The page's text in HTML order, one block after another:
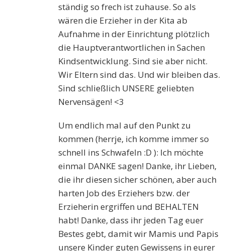
ständig so frech ist zuhause. So als
wären die Erzieher in der Kita ab
Aufnahme in der Einrichtung plötzlich
die Hauptverantwortlichen in Sachen
Kindsentwicklung. Sind sie aber nicht.
Wir Eltern sind das. Und wir bleiben das.
Sind schließlich UNSERE geliebten
Nervensägen! <3
Um endlich mal auf den Punkt zu
kommen (herrje, ich komme immer so
schnell ins Schwafeln :D ): Ich möchte
einmal DANKE sagen! Danke, ihr Lieben,
die ihr diesen sicher schönen, aber auch
harten Job des Erziehers bzw. der
Erzieherin ergriffen und BEHALTEN
habt! Danke, dass ihr jeden Tag euer
Bestes gebt, damit wir Mamis und Papis
unsere Kinder guten Gewissens in eurer